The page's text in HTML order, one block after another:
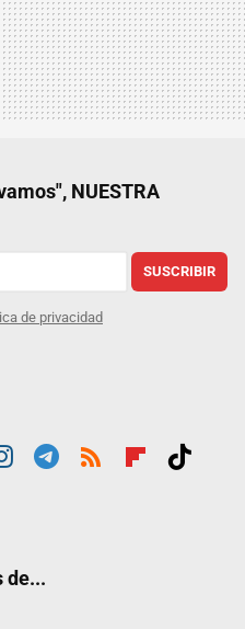
NUESTRA
SUSCRIBIR
de privacidad
de...